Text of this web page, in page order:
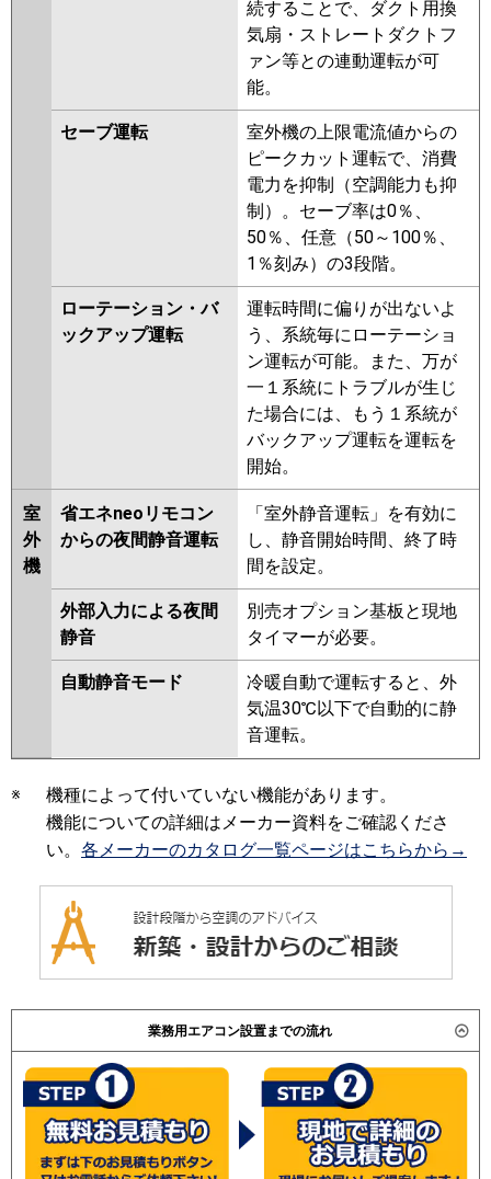
続することで、ダクト用換
気扇・ストレートダクトフ
ァン等との連動運転が可
能。
セーブ運転
室外機の上限電流値からの
ピークカット運転で、消費
電力を抑制（空調能力も抑
制）。セーブ率は0％、
50％、任意（50～100％、
1％刻み）の3段階。
ローテーション・バ
ックアップ運転
運転時間に偏りが出ないよ
う、系統毎にローテーショ
ン運転が可能。また、万が
一１系統にトラブルが生じ
た場合には、もう１系統が
バックアップ運転を運転を
開始。
室
外
機
省エネneoリモコン
からの夜間静音運転
「室外静音運転」を有効に
し、静音開始時間、終了時
間を設定。
外部入力による夜間
静音
別売オプション基板と現地
タイマーが必要。
自動静音モード
冷暖自動で運転すると、外
気温30℃以下で自動的に静
音運転。
※
機種によって付いていない機能があります。
機能についての詳細はメーカー資料をご確認くださ
い。 各メーカーのカタログ一覧ページはこちらから→
業務用エアコン設置までの流れ